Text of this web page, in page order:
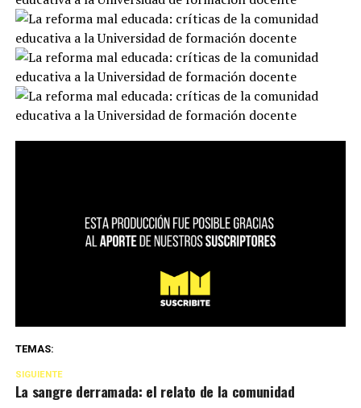
TEMAS:
SIGUIENTE
La sangre derramada: el relato de la comunidad